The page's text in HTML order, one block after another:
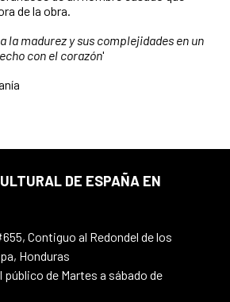
de la obra.
la madurez y sus complejidades en un
con el corazón'
DE ESPAÑA EN
Contiguo al Redondel de los
Honduras
de Martes a sábado de